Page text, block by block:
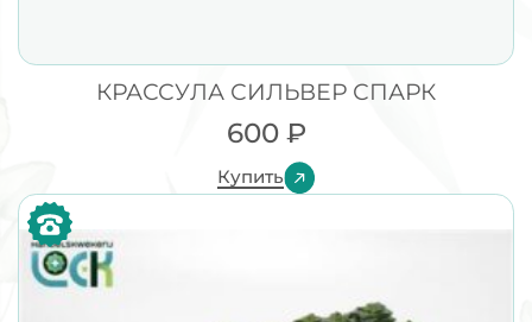
КРАССУЛА СИЛЬВЕР СПАРК
600 ₽
Купить